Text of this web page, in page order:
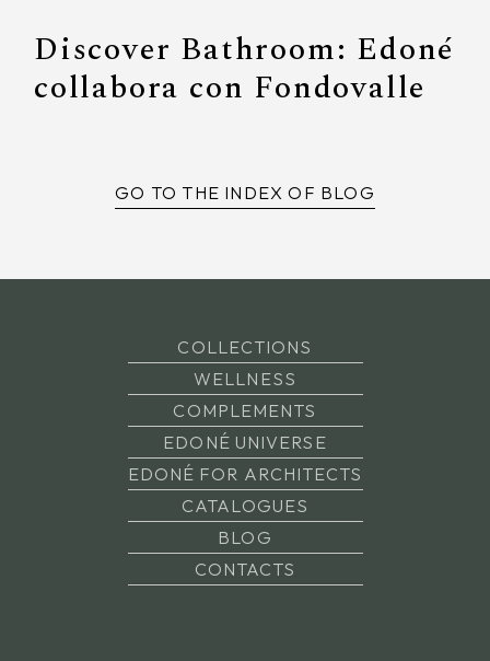
Discover Bathroom: Edoné
collabora con Fondovalle
GO TO THE INDEX OF BLOG
COLLECTIONS
WELLNESS
COMPLEMENTS
EDONÉ UNIVERSE
EDONÉ FOR ARCHITECTS
CATALOGUES
BLOG
CONTACTS